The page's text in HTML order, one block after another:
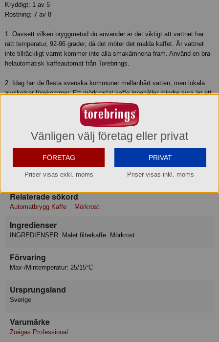
Kryddigt: 1 av 5
Rostning: 7 av 8
1. Oavsett vilken bryggmetod du använder är det viktigt att vattnet har
rätt temperatur, 92-96 grader, då det möter det malda kaffet. Är vattnet
inte tillräckligt varmt kommer inte alla smakämnena fram. Använd en bra
helautomatisk kaffeautomat från Torebrings.
2. Idag har de flesta svenska kommuner mellanhårt vatten, men lokala
avvikelser förekommer. Ett mörkrostat kaffe innehåller mindre syra än ett
mellanrost och är därför mindre beroende av vattnets hårdhetsgrad. En
kopp Zoégas Skånerost är till exempel lika god, oavsett om du bor i
3. Använd alltid så friskt vatten som möjligt när du brygger ditt kaffe.
Produktinformation
Relaterade sökord
Automatbrygg Kaffe Mörkrost
Ingredienser
INGREDIENSER: Malet filterkaffe. Mörkrost.
Förvaring
Max-/Mintemperatur: 25/15°C
Ursprungsland
Sverige
Varumärke
Zoégas Professional
Vänligen välj företag eller privat
FÖRETAG
Priser visas exkl. moms
PRIVAT
Priser visas inkl. moms